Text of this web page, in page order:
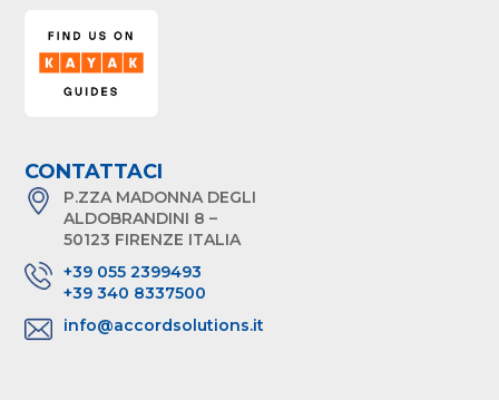
CONTATTACI
P.ZZA MADONNA DEGLI
ALDOBRANDINI 8 –
50123 FIRENZE ITALIA
+39 055 2399493
+39 340 8337500
info@accordsolutions.it